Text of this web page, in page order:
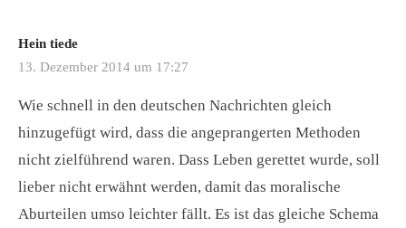
Hein tiede
13. Dezember 2014 um 17:27
Wie schnell in den deutschen Nachrichten gleich
hinzugefügt wird, dass die angeprangerten Methoden
nicht zielführend waren. Dass Leben gerettet wurde, soll
lieber nicht erwähnt werden, damit das moralische
Aburteilen umso leichter fällt. Es ist das gleiche Schema